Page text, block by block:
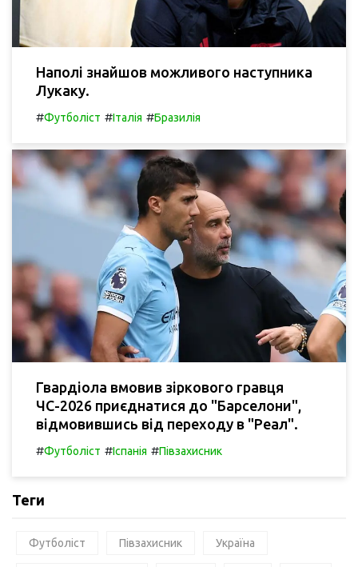
Наполі знайшов можливого наступника
Лукаку.
#Футболіст #Італія #Бразилія
Гвардіола вмовив зіркового гравця
ЧС-2026 приєднатися до "Барселони",
відмовившись від переходу в "Реал".
#Футболіст #Іспанія #Півзахисник
Теги
Футболіст Півзахисник Україна